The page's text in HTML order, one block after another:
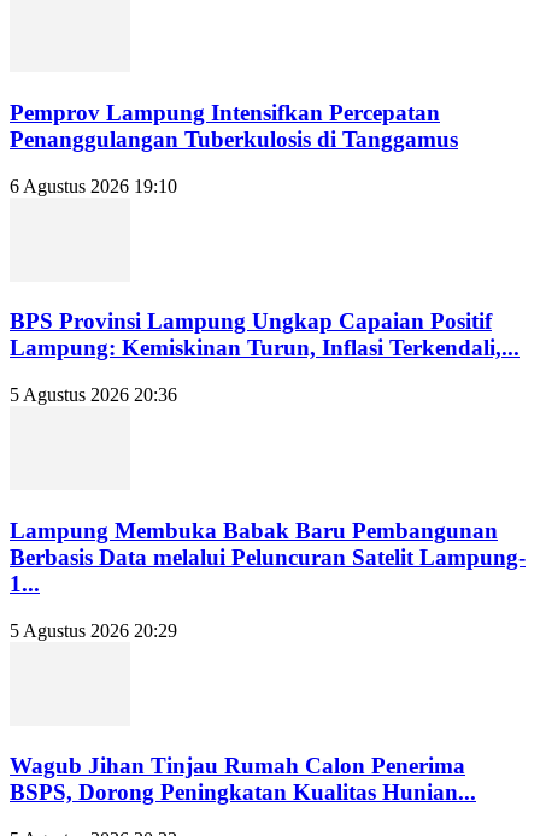
Pemprov Lampung Intensifkan Percepatan
Penanggulangan Tuberkulosis di Tanggamus
6 Agustus 2026 19:10
BPS Provinsi Lampung Ungkap Capaian Positif
Lampung: Kemiskinan Turun, Inflasi Terkendali,...
5 Agustus 2026 20:36
Lampung Membuka Babak Baru Pembangunan
Berbasis Data melalui Peluncuran Satelit Lampung-
1...
5 Agustus 2026 20:29
Wagub Jihan Tinjau Rumah Calon Penerima
BSPS, Dorong Peningkatan Kualitas Hunian...